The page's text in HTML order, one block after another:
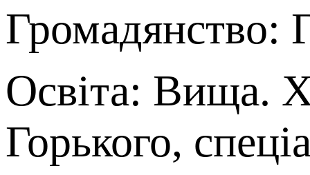
Громадянство:
Освіта: Вища.
Горького,